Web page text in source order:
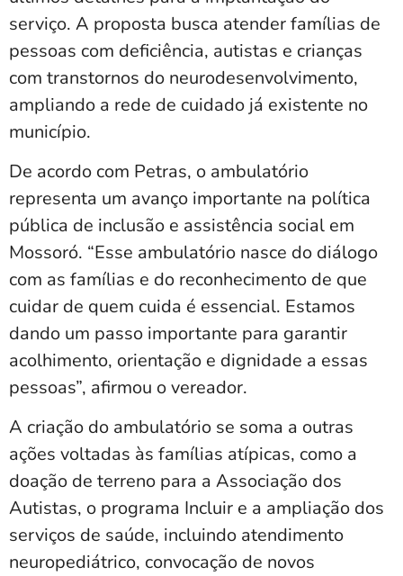
serviço. A proposta busca atender famílias de
pessoas com deficiência, autistas e crianças
com transtornos do neurodesenvolvimento,
ampliando a rede de cuidado já existente no
município.
De acordo com Petras, o ambulatório
representa um avanço importante na política
pública de inclusão e assistência social em
Mossoró. “Esse ambulatório nasce do diálogo
com as famílias e do reconhecimento de que
cuidar de quem cuida é essencial. Estamos
dando um passo importante para garantir
acolhimento, orientação e dignidade a essas
pessoas”, afirmou o vereador.
A criação do ambulatório se soma a outras
ações voltadas às famílias atípicas, como a
doação de terreno para a Associação dos
Autistas, o programa Incluir e a ampliação dos
serviços de saúde, incluindo atendimento
neuropediátrico, convocação de novos